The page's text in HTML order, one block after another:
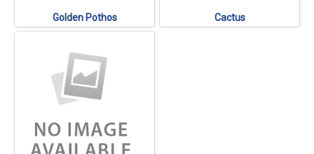
Golden Pothos Cactus